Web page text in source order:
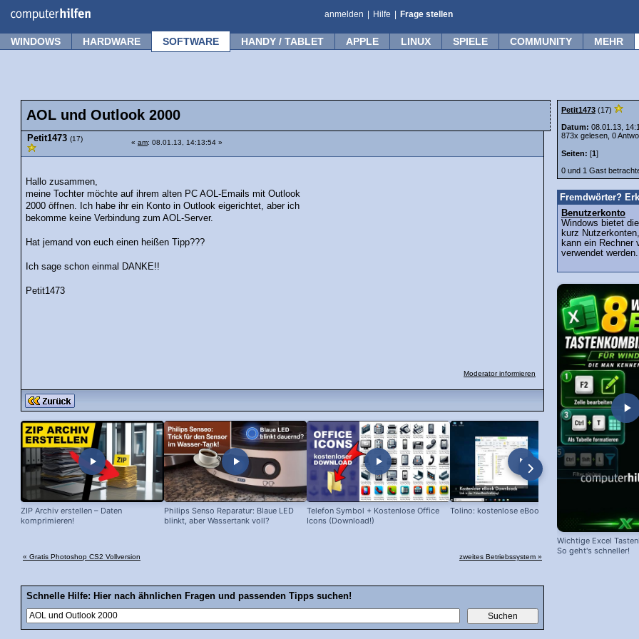
anmelden Hilfe Frage stellen
WINDOWS HARDWARE SOFTWARE HANDY / TABLET APPLE LINUX SPIELE COMMUNITY MEHR
AOL und Outlook 2000
Petit1473 (17) « am: 08.01.13, 14:13:54 »
Hallo zusammen,
meine Tochter möchte auf ihrem alten PC AOL-Emails mit Outlook
2000 öffnen. Ich habe ihr ein Konto in Outlook eigerichtet, aber ich
bekomme keine Verbindung zum AOL-Server.
Hat jemand von euch einen heißen Tipp???
Ich sage schon einmal DANKE!!
Petit1473
Moderator informieren
ZIP Archiv erstellen – Daten
komprimieren!
Philips Senso Reparatur: Blaue LED
blinkt, aber Wassertank voll?
Telefon Symbol + Kostenlose Office
Icons (Download!)
Tolino: kostenlose eBooks laden! Snipping
« Gratis Photoshop CS2 Vollversion zweites Betriebssystem »
Schnelle Hilfe: Hier nach ähnlichen Fragen und passenden Tipps suchen!
Petit1473 (17)
Datum: 08.01.13,
873x gelesen, 0
Seiten: [1]
0 und 1 Gast
Fremdwörter?
Benutzerkonto
Windows bietet
kurz
kann ein Rechner
verwendet
Wichtige Excel
So geht's schneller!